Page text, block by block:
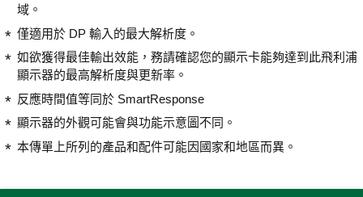
域。
僅適用於 DP 輸入的最大解析度。
如欲獲得最佳輸出效能，務請確認您的顯示卡能夠達到此飛利浦
顯示器的最高解析度與更新率。
反應時間值等同於 SmartResponse
顯示器的外觀可能會與功能示意圖不同。
本傳單上所列的產品和配件可能因國家和地區而異。